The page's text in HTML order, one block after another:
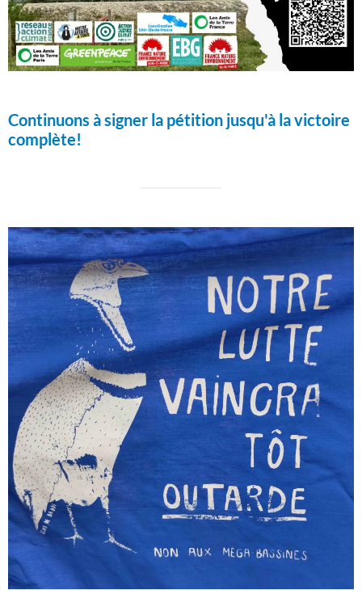
Continuons à signer la pétition jusqu'à la victoire
complète!